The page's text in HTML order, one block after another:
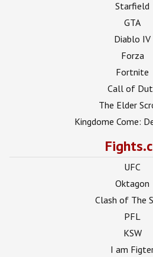
Starfield
GTA
Diablo IV
Forza
Fortnite
Call of
The Elder
Kingdome Come:
UFC
Oktagon
Clash of The
PFL
KSW
I am